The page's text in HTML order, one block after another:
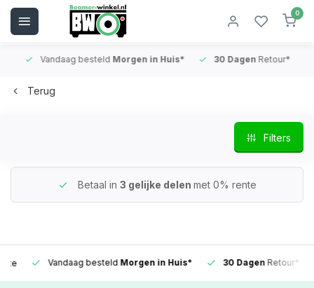
0
Vandaag besteldMorgen in Huis* 30 DagenRetour*
Terug
Filters
Betaal in 3 gelijke delen met 0% rente
Vandaag besteldMorgen in Huis* 30 DagenRetour*